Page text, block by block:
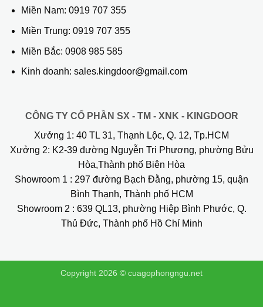
Miền Nam: 0919 707 355
Miền Trung: 0919 707 355
Miền Bắc: 0908 985 585
Kinh doanh: sales.kingdoor@gmail.com
CÔNG TY CỔ PHẦN SX - TM - XNK - KINGDOOR
Xưởng 1: 40 TL 31, Thạnh Lộc, Q. 12, Tp.HCM
Xưởng 2: K2-39 đường Nguyễn Tri Phương, phường Bửu
Hòa,Thành phố Biên Hòa
Showroom 1 : 297 đường Bạch Đằng, phường 15, quận
Bình Thạnh, Thành phố HCM
Showroom 2 : 639 QL13, phường Hiệp Bình Phước, Q.
Thủ Đức, Thành phố Hồ Chí Minh
Copyright 2026 © cuagophongngu.net